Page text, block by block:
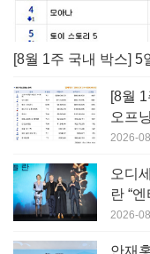
[8월
오프
2026-
오디
란 “
2026-
안재